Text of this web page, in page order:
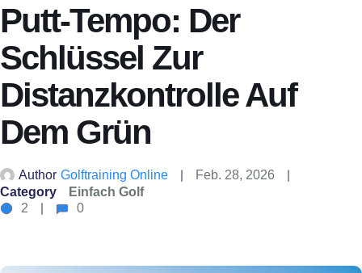
Putt-Tempo: Der
Schlüssel Zur
Distanzkontrolle Auf
Dem Grün
Author Golftraining Online
Feb. 28, 2026
Category
Einfach Golf
2
0